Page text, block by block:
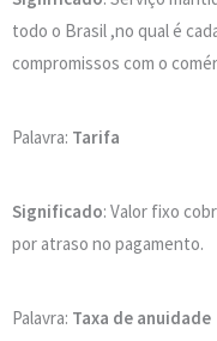
todo o Brasil ,no qual é
compromissos com o
Palavra: Tarifa
Significado: Valor fixo
por atraso no pagamento.
Palavra: Taxa de anuidade